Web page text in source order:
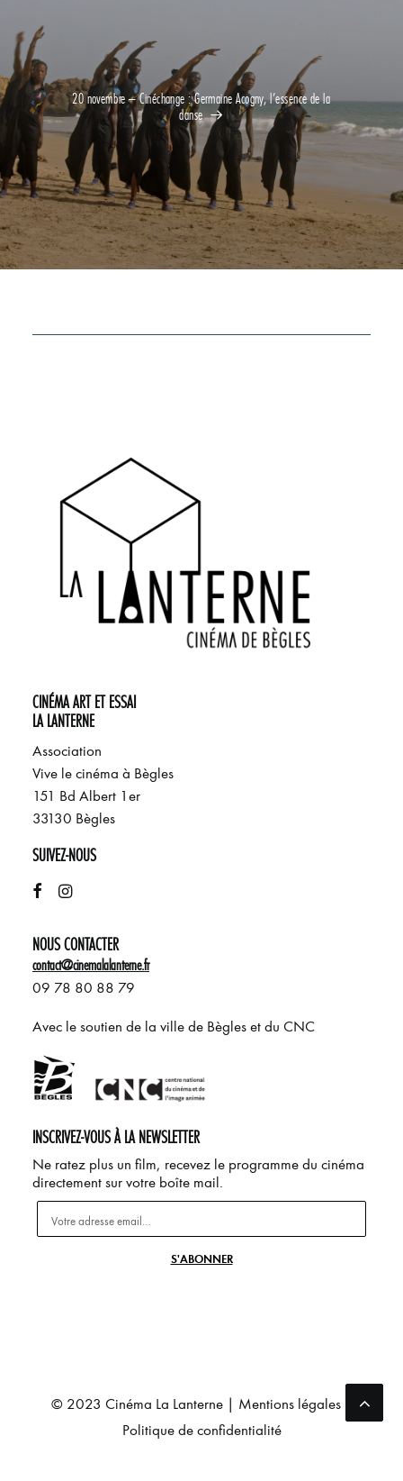
20 novembre – Cinéchange : Germaine Acogny, l’essence de la
danse
CINÉMA ART ET ESSAI
LA LANTERNE
Association
Vive le cinéma à Bègles
151 Bd Albert 1er
33130 Bègles
SUIVEZ-NOUS
NOUS CONTACTER
contact@cinemalalanterne.fr
09 78 80 88 79
Avec le soutien de la ville de Bègles et du CNC
INSCRIVEZ-VOUS À LA NEWSLETTER
Ne ratez plus un film, recevez le programme du cinéma
directement sur votre boîte mail.
© 2023 Cinéma La Lanterne | Mentions légales|
Politique de confidentialité